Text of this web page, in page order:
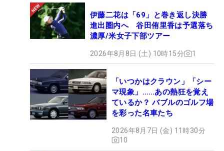
伊藤二花は「69」と巻き返し決勝
進出圏内へ 谷田侑里香は予選落ち
濃厚/米女子下部ツアー
2026年8月8日 (土) 10時15分 1
「いつかはクラウン」「シー
マ現象」……あの熱狂を覚え
ているか？ バブルのゴルフ場
を彩った名車たち
2026年8月7日 (金) 11時30分
10